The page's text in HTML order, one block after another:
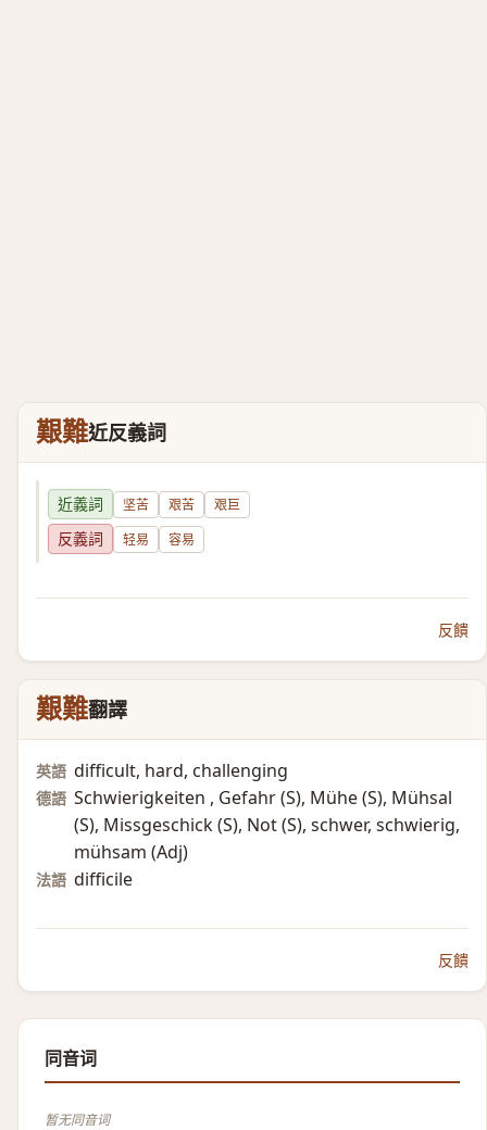
艱難近反義詞
近義詞 坚苦 艰苦 艰巨
反義詞 轻易 容易
反饋
艱難翻譯
英語 difficult, hard, challenging
德語 Schwierigkeiten , Gefahr (S)​, Mühe (S)​, Mühsal
(S)​, Missgeschick (S)​, Not (S)​, schwer, schwierig,
mühsam (Adj)​
法語 difficile
反饋
同音词
暂无同音词